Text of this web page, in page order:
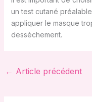
un test cutané
appliquer le masque
dessèchement.
← Article précédent